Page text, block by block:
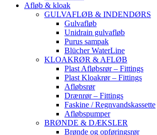
Afløb & kloak
GULVAFLØB & INDENDØRS
Gulvafløb
Unidrain gulvafløb
Purus sampak
Blücher WaterLine
KLOAKRØR & AFLØB
Plast Afløbsrør – Fittings
Plast Kloakrør – Fittings
Afløbsrør
Drænrør – Fittings
Faskine / Regnvandskassette
Afløbspumper
BRØNDE & DÆKSLER
Brønde og opføringsrør